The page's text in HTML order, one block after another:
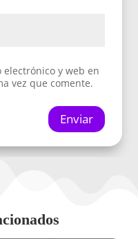
y web en
vez que comente.
Enviar